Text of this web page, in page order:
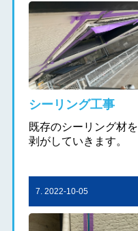
シーリング工事
既存のシーリング材を
剥がしていきます。
7. 2022-10-05